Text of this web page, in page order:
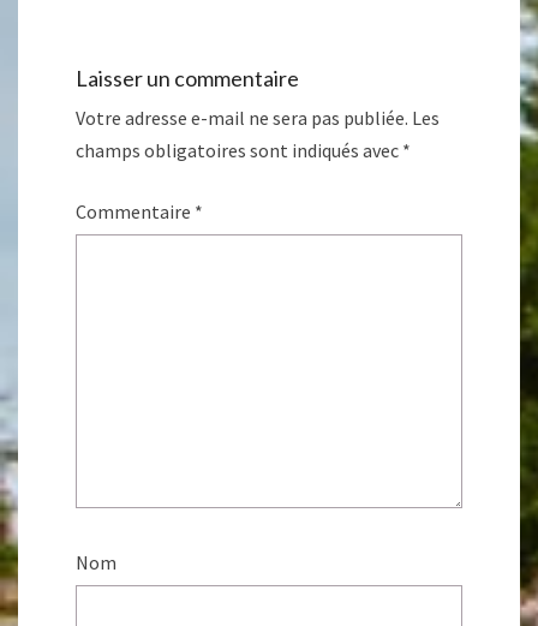
Laisser un commentaire
Votre adresse e-mail ne sera pas publiée. Les
champs obligatoires sont indiqués avec *
Commentaire *
Nom